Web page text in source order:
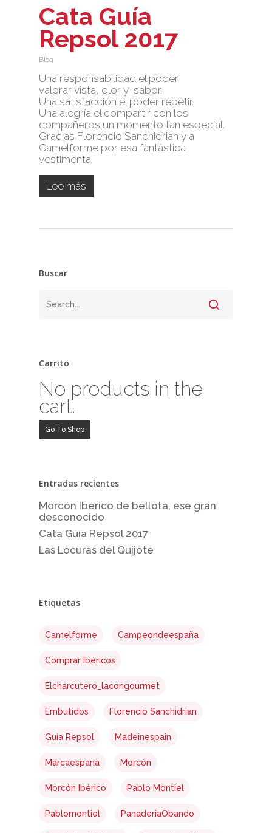
Cata Guía
Repsol 2017
Blog
Una responsabilidad el poder
valorar vista, olor y sabor.
Una satisfacción el poder repetir.
Una alegría el compartir con los
compañeros un momento tan especial.
Gracias Florencio Sanchidrian y a
Camelforme por esa fantástica
vestimenta.
Lee más
Buscar
Carrito
No products in the
cart.
Go To Shop
Entradas recientes
Morcón Ibérico de bellota, ese gran
desconocido
Cata Guía Repsol 2017
Las Locuras del Quijote
Etiquetas
Camelforme Campeondeespaña
Comprar Ibéricos
Elcharcutero_lacongourmet
Embutidos Florencio Sanchidrian
Guía Repsol Madeinespain
Marcaespana Morcón
Morcón Ibérico Pablo Montiel
Pablomontiel PanaderiaObando